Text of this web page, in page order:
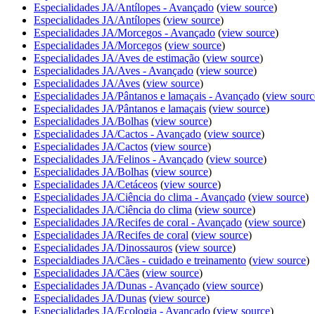
Especialidades JA/Antílopes - Avançado (view source)
Especialidades JA/Antílopes (view source)
Especialidades JA/Morcegos - Avançado (view source)
Especialidades JA/Morcegos (view source)
Especialidades JA/Aves de estimação (view source)
Especialidades JA/Aves - Avançado (view source)
Especialidades JA/Aves (view source)
Especialidades JA/Pântanos e lamaçais - Avançado (view
Especialidades JA/Pântanos e lamaçais (view source)
Especialidades JA/Bolhas (view source)
Especialidades JA/Cactos - Avançado (view source)
Especialidades JA/Cactos (view source)
Especialidades JA/Felinos - Avançado (view source)
Especialidades JA/Bolhas (view source)
Especialidades JA/Cetáceos (view source)
Especialidades JA/Ciência do clima - Avançado (view source)
Especialidades JA/Ciência do clima (view source)
Especialidades JA/Recifes de coral - Avançado (view source)
Especialidades JA/Recifes de coral (view source)
Especialidades JA/Dinossauros (view source)
Especialdiades JA/Cães - cuidado e treinamento (view source)
Especialidades JA/Cães (view source)
Especialidades JA/Dunas - Avançado (view source)
Especialidades JA/Dunas (view source)
Especialidades JA/Ecologia - Avançado (view source)